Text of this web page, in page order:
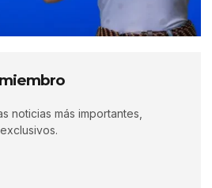
noticias más importantes,